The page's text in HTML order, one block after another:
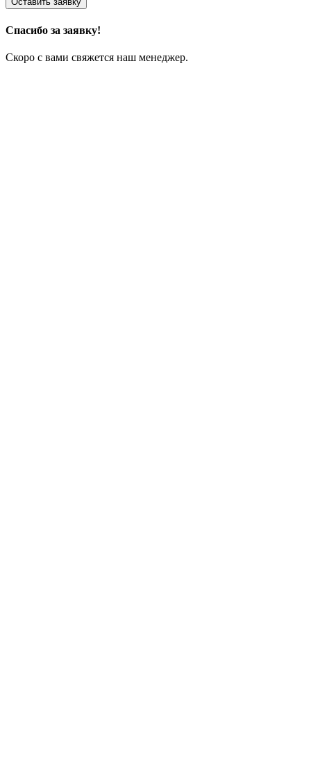
Спасибо за заявку!
Скоро с вами свяжется наш менеджер.